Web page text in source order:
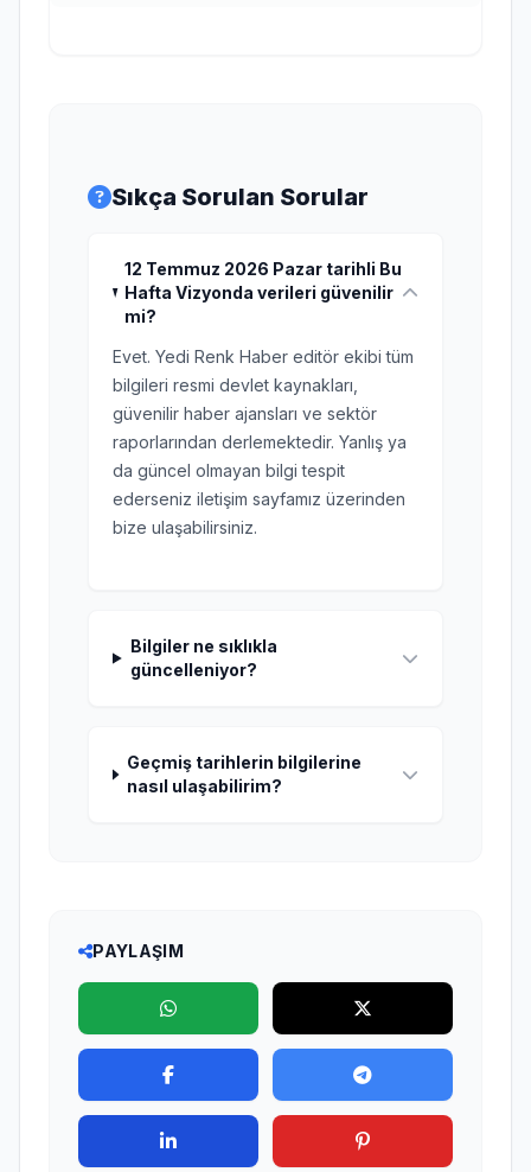
Sıkça Sorulan Sorular
12 Temmuz 2026 Pazar tarihli Bu
Hafta Vizyonda verileri güvenilir
mi?
Evet. Yedi Renk Haber editör ekibi tüm
bilgileri resmi devlet kaynakları,
güvenilir haber ajansları ve sektör
raporlarından derlemektedir. Yanlış ya
da güncel olmayan bilgi tespit
ederseniz iletişim sayfamız üzerinden
bize ulaşabilirsiniz.
Bilgiler ne sıklıkla
güncelleniyor?
Geçmiş tarihlerin bilgilerine
nasıl ulaşabilirim?
PAYLAŞIM